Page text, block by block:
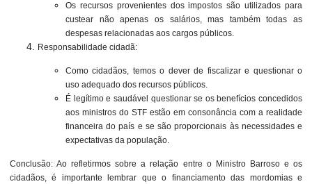
Os recursos provenientes dos impostos são utilizados para
custear não apenas os salários, mas também todas as
despesas relacionadas aos cargos públicos.
Responsabilidade cidadã:
Como cidadãos, temos o dever de fiscalizar e questionar o
uso adequado dos recursos públicos.
É legítimo e saudável questionar se os benefícios concedidos
aos ministros do STF estão em consonância com a realidade
financeira do país e se são proporcionais às necessidades e
expectativas da população.
Conclusão: Ao refletirmos sobre a relação entre o Ministro Barroso e os
cidadãos, é importante lembrar que o financiamento das mordomias e